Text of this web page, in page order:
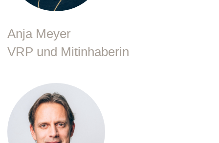
Anja Meyer
VRP und Mitinhaberin